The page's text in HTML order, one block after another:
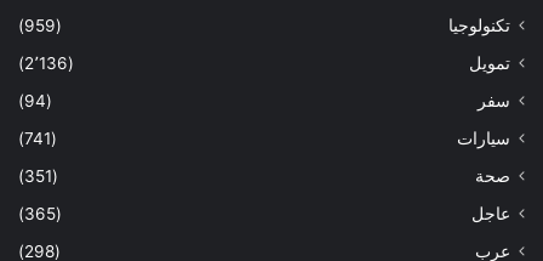
تكنولوجيا
(959)
تمويل
(2٬136)
سفر
(94)
سيارات
(741)
صحة
(351)
عاجل
(365)
عرب
(298)